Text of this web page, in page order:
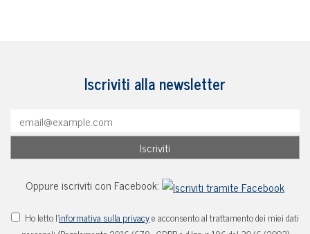
Iscriviti alla newsletter
Oppure iscriviti con Facebook:
Ho letto l'informativa sulla privacye acconsento al trattamento dei miei dati